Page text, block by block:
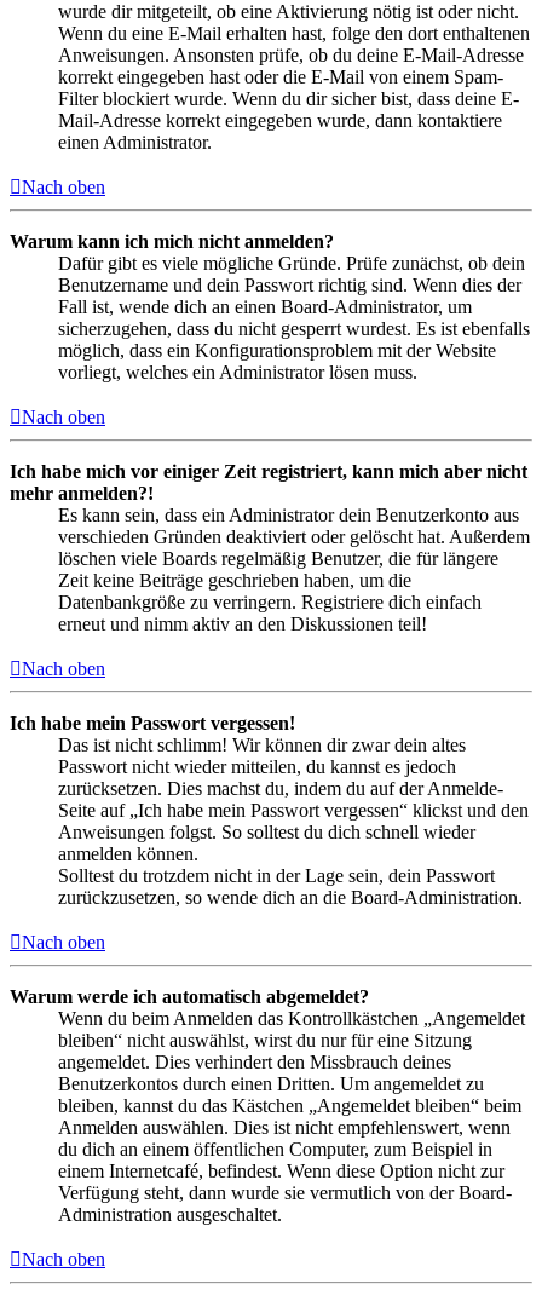
wurde dir mitgeteilt, ob eine Aktivierung nötig ist oder nicht.
Wenn du eine E-Mail erhalten hast, folge den dort enthaltenen
Anweisungen. Ansonsten prüfe, ob du deine E-Mail-Adresse
korrekt eingegeben hast oder die E-Mail von einem Spam-
Filter blockiert wurde. Wenn du dir sicher bist, dass deine E-
Mail-Adresse korrekt eingegeben wurde, dann kontaktiere
einen Administrator.
Nach oben
Warum kann ich mich nicht anmelden?
Dafür gibt es viele mögliche Gründe. Prüfe zunächst, ob dein
Benutzername und dein Passwort richtig sind. Wenn dies der
Fall ist, wende dich an einen Board-Administrator, um
sicherzugehen, dass du nicht gesperrt wurdest. Es ist ebenfalls
möglich, dass ein Konfigurationsproblem mit der Website
vorliegt, welches ein Administrator lösen muss.
Nach oben
Ich habe mich vor einiger Zeit registriert, kann mich aber nicht
mehr anmelden?!
Es kann sein, dass ein Administrator dein Benutzerkonto aus
verschieden Gründen deaktiviert oder gelöscht hat. Außerdem
löschen viele Boards regelmäßig Benutzer, die für längere
Zeit keine Beiträge geschrieben haben, um die
Datenbankgröße zu verringern. Registriere dich einfach
erneut und nimm aktiv an den Diskussionen teil!
Nach oben
Ich habe mein Passwort vergessen!
Das ist nicht schlimm! Wir können dir zwar dein altes
Passwort nicht wieder mitteilen, du kannst es jedoch
zurücksetzen. Dies machst du, indem du auf der Anmelde-
Seite auf „Ich habe mein Passwort vergessen“ klickst und den
Anweisungen folgst. So solltest du dich schnell wieder
anmelden können.
Solltest du trotzdem nicht in der Lage sein, dein Passwort
zurückzusetzen, so wende dich an die Board-Administration.
Nach oben
Warum werde ich automatisch abgemeldet?
Wenn du beim Anmelden das Kontrollkästchen „Angemeldet
bleiben“ nicht auswählst, wirst du nur für eine Sitzung
angemeldet. Dies verhindert den Missbrauch deines
Benutzerkontos durch einen Dritten. Um angemeldet zu
bleiben, kannst du das Kästchen „Angemeldet bleiben“ beim
Anmelden auswählen. Dies ist nicht empfehlenswert, wenn
du dich an einem öffentlichen Computer, zum Beispiel in
einem Internetcafé, befindest. Wenn diese Option nicht zur
Verfügung steht, dann wurde sie vermutlich von der Board-
Administration ausgeschaltet.
Nach oben